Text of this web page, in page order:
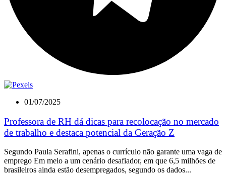
01/07/2025
Professora de RH dá dicas para recolocação no mercado
de trabalho e destaca potencial da Geração Z
Segundo Paula Serafini, apenas o currículo não garante uma vaga de
emprego Em meio a um cenário desafiador, em que 6,5 milhões de
brasileiros ainda estão desempregados, segundo os dados...